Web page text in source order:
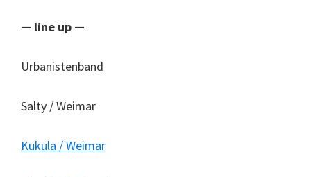
— line up —
Urbanistenband
Salty / Weimar
Kukula / Weimar